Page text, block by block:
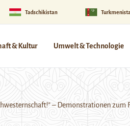
Tadschikistan
& Kultur Umwelt & Technologie
– Demonstrationen zum